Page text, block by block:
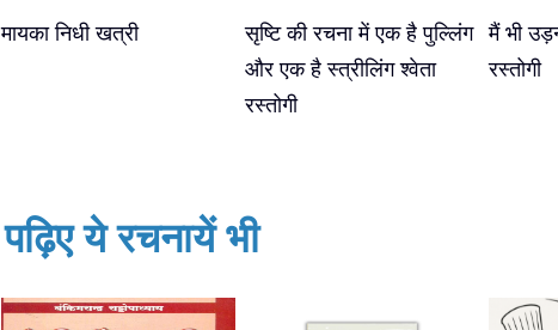
मायका निधी खत्री
सृष्टि की रचना में एक है पुल्लिंग
और एक है स्त्रीलिंग श्वेता
रस्तोगी
मैं भी
रस्तोगी
पढ़िए ये रचनायें भी